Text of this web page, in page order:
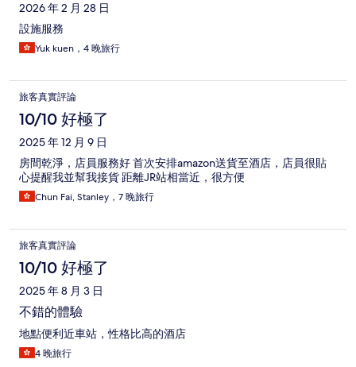
2026 年 2 月 28 日
設施服務
Yuk kuen，4 晚旅行
旅客真實評論
10/10 好極了
2025 年 12 月 9 日
房間乾淨，店員服務好 首次安排amazon送貨至酒店，店員很貼
心提醒我並幫我接貨 距離JR站相當近，很方便
Chun Fai, Stanley，7 晚旅行
旅客真實評論
10/10 好極了
2025 年 8 月 3 日
不錯的體驗
地點便利近車站，性格比高的酒店
4 晚旅行